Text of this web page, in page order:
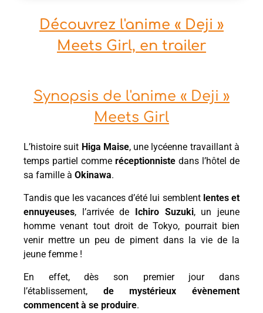
Découvrez l'anime « Deji »
Meets Girl, en trailer
Synopsis de l'anime « Deji »
Meets Girl
L’histoire suit Higa Maise, une lycéenne travaillant à
temps partiel comme réceptionniste dans l’hôtel de
sa famille à Okinawa.
Tandis que les vacances d’été lui semblentlentes et
ennuyeuses, l’arrivée de Ichiro Suzuki, un jeune
homme venant tout droit de Tokyo, pourrait bien
venir mettre un peu de piment dans la vie de la
jeune femme !
En effet, dès son premier jour dans
l’établissement, de mystérieux évènement
commencent à se produire.